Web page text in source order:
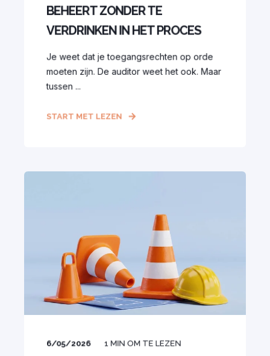
BEHEERT ZONDER TE
VERDRINKEN IN HET PROCES
Je weet dat je toegangsrechten op orde
moeten zijn. De auditor weet het ook. Maar
tussen ...
START MET LEZEN
6/05/2026 1MIN OM TE LEZEN